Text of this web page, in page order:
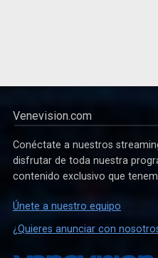
Venevision.com
Conéctate a nuestros
disfrutar de toda nuestra
contenido exclusivo que
Únete a nuestro equipo
¿Quieres anunciar con